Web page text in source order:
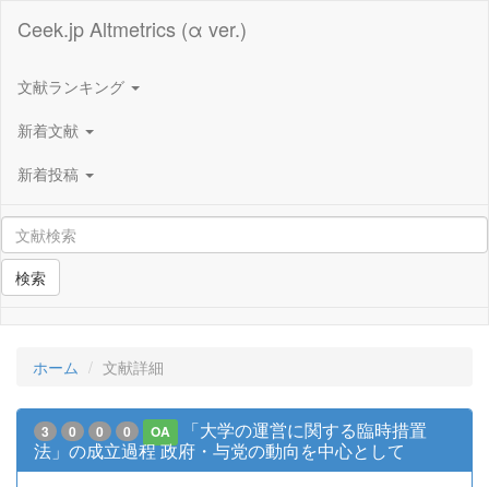
Ceek.jp Altmetrics (α ver.)
文献ランキング
新着文献
新着投稿
検索
ホーム 文献詳細
3 0 0 0 OA
「大学の運営に関する臨時措置
法」の成立過程 政府・与党の動向を中心として